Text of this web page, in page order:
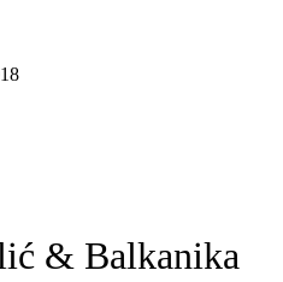
& Balkanika